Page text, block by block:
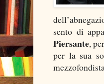
sento di
Piersante,
per la sua